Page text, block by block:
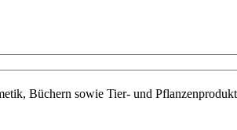
Büchern sowie Tier- und